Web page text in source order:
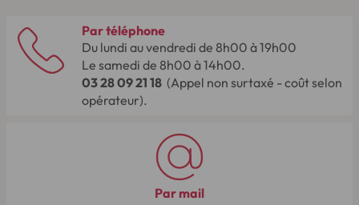
Par téléphone
Du lundi au vendredi de 8h00 à 19h00
Le samedi de 8h00 à 14h00.
03 28 09 21 18 (Appel non surtaxé - coût selon
opérateur).
Par mail